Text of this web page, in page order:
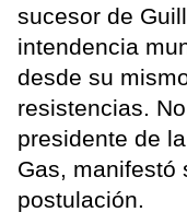
sucesor de
intendencia
desde su
resistencias.
presidente de
Gas, manifestó
postulación.